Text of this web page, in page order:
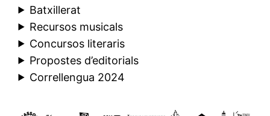
Batxillerat
Recursos musicals
Concursos literaris
Propostes d’editorials
Correllengua 2024